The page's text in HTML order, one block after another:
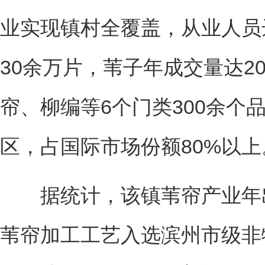
业实现镇村全覆盖，从业人
30余万片，苇子年成交量达
帘、柳编等6个门类300余个
区，占国际市场份额80%以
据统计，该镇苇帘产业年
苇帘加工工艺入选滨州市级